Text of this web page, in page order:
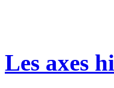
Les axes